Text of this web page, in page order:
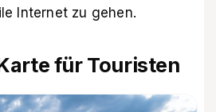
Internet zu gehen.
für Touristen